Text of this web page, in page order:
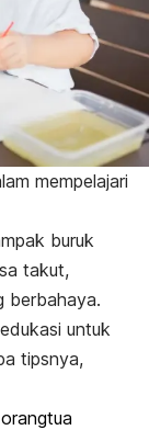
mempelajari
buruk
takut,
berbahaya.
untuk
tipsnya,